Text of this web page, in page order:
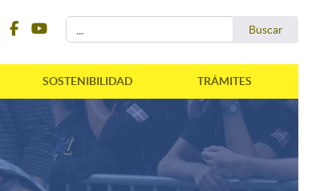
Buscar
SOSTENIBILIDAD TRÁMITES